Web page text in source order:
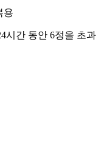
용
시간 동안 6정을 초과